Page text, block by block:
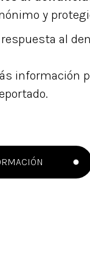
y
al
información